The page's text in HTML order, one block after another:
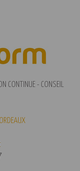
CONTINUE - CONSEIL